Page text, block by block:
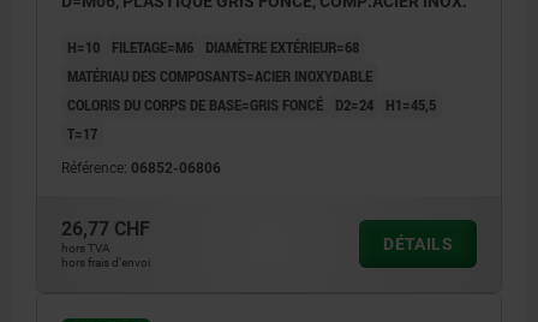
H=10 FILETAGE=M6
DIAMÈTRE EXTÉRIEUR=68
MATÉRIAU DES COMPOSANTS=ACIER INOXYDABLE
COLORIS DU CORPS DE BASE=GRIS FONCÉ
D2=24
H1=45,5
T=17
Référence: 06852-06806
26,77 CHF
hors TVA
hors frais d’envoi
DÉTAILS